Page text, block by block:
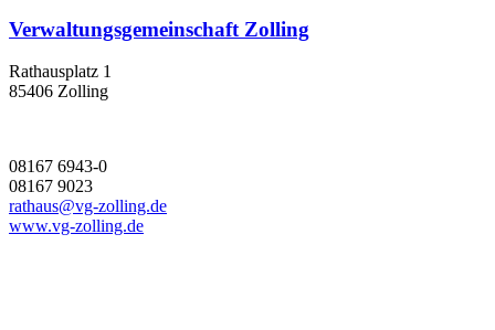
Verwaltungsgemeinschaft Zolling
Rathausplatz 1
85406 Zolling
08167 6943-0
08167 9023
rathaus@vg-zolling.de
www.vg-zolling.de